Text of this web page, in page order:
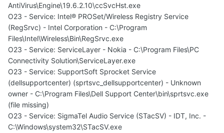
AntiVirus\Engine\19.6.2.10\ccSvcHst.exe
O23 - Service: Intel® PROSet/Wireless Registry Service
(RegSrvc) - Intel Corporation - C:\Program
Files\Intel\Wireless\Bin\RegSrvc.exe
O23 - Service: ServiceLayer - Nokia - C:\Program Files\PC
Connectivity Solution\ServiceLayer.exe
O23 - Service: SupportSoft Sprocket Service
(dellsupportcenter) (sprtsvc_dellsupportcenter) - Unknown
owner - C:\Program Files\Dell Support Center\bin\sprtsvc.exe
(file missing)
O23 - Service: SigmaTel Audio Service (STacSV) - IDT, Inc. -
C:\Windows\system32\STacSV.exe